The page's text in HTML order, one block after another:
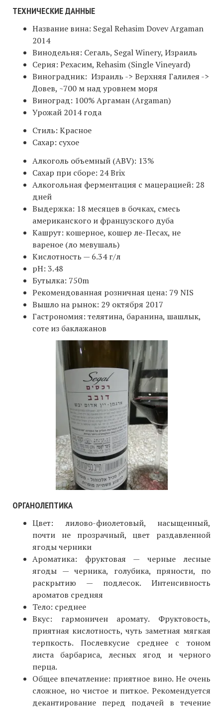
ТЕХНИЧЕСКИЕ ДАННЫЕ
Название вина: Segal Rehasim Dovev Argaman
2014
Винодельня: Сегаль, Segal Winery, Израиль
Серия: Рехасим, Rehasim (Single Vineyard)
Виноградник: Израиль -> Верхняя Галилея ->
Довев, ~700 м над уровнем моря
Виноград: 100% Аргаман (Argaman)
Урожай 2014 года
Стиль: Красное
Сахар: сухое
Алкоголь объемный (ABV): 13%
Сахар при сборе: 24 Brix
Алкогольная ферментация с мацерацией: 28
дней
Выдержка: 18 месяцев в бочках, смесь
американского и французского дуба
Кашрут: кошерное, кошер ле-Песах, не
вареное (ло мевушаль)
Кислотность — 6.34 г/л
pH: 3.48
Бутылка: 750m
Рекомендованная розничная цена: 79 NIS
Вышло на рынок: 29 октября 2017
Гастрономия: телятина, баранина, шашлык,
соте из баклажанов
ОРГАНОЛЕПТИКА
Цвет: лилово-фиолетовый, насыщенный,
почти не прозрачный, цвет раздавленной
ягоды черники
Ароматика: фруктовая — черные лесные
ягоды — черника, голубика, пряности, по
раскрытию — подлесок. Интенсивность
ароматов средняя
Тело: среднее
Вкус: гармоничен аромату. Фруктовость,
приятная кислотность, чуть заметная мягкая
терпкость. Послевкусие среднее с тоном
листа барбариса, лесных ягод и черного
перца.
Общее впечатление: приятное вино. Не очень
сложное, но чистое и питкое. Рекомендуется
декантирование перед подачей в течение